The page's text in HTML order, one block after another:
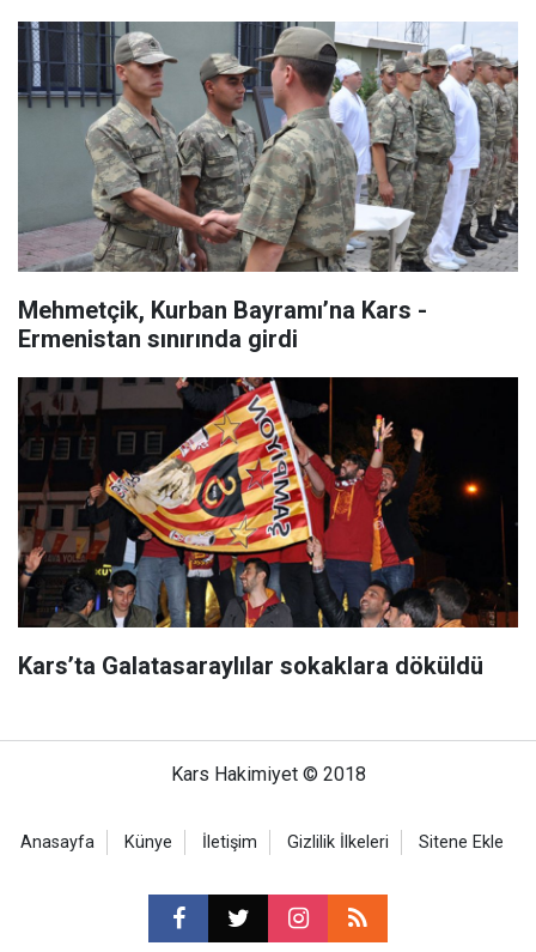
Mehmetçik, Kurban Bayramı’na Kars -
Ermenistan sınırında girdi
Kars’ta Galatasaraylılar sokaklara döküldü
Kars Hakimiyet © 2018
Anasayfa Künye İletişim Gizlilik İlkeleri Sitene Ekle